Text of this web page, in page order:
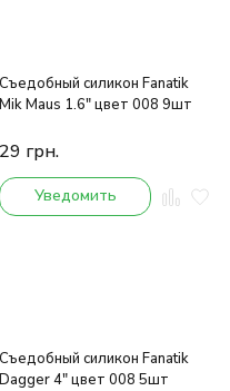
Съедобный силикон Fanatik
Mik Maus 1.6" цвет 008 9шт
29 грн.
Уведомить
Съедобный силикон Fanatik
Dagger 4" цвет 008 5шт